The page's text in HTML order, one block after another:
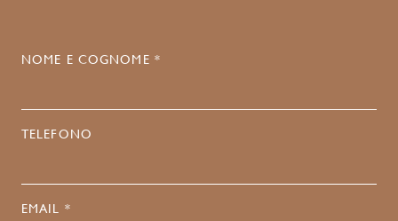
NOME E COGNOME *
TELEFONO
EMAIL *